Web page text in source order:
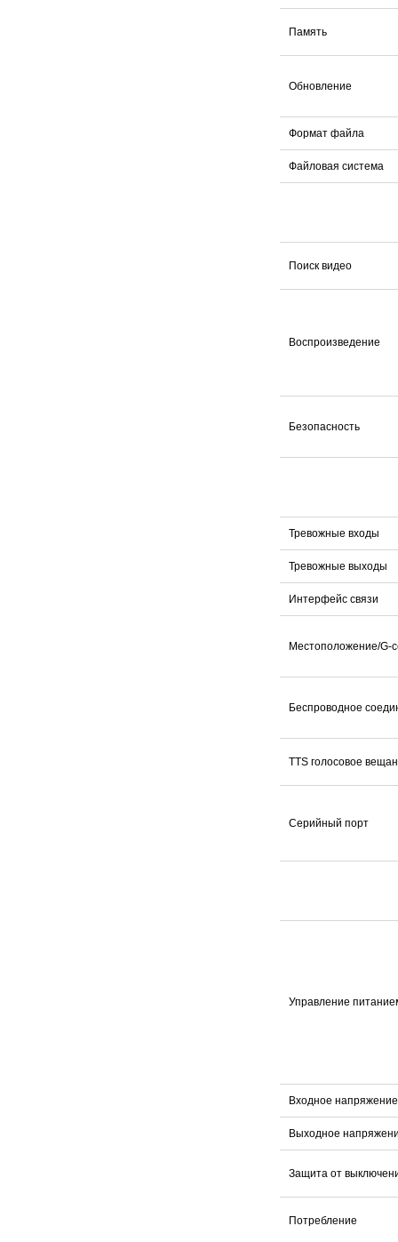
Память
Обновление
Формат файла
Файловая система
Поиск видео
Воспроизведение
Безопасность
Тревожные входы
Тревожные выходы
Интерфейс связи
Местоположение/G-
Беспроводное
TTS голосовое
Серийный порт
Управление
Входное напряжение
Выходное
Защита от
Потребление